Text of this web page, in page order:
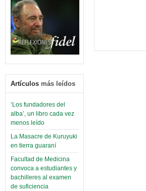
Artículos más leídos
‘Los fundadores del
alba’, un libro cada vez
menos leído
La Masacre de Kuruyuki
en tierra guaraní
Facultad de Medicina
convoca a estudiantes y
bachilleres al examen
de suficiencia